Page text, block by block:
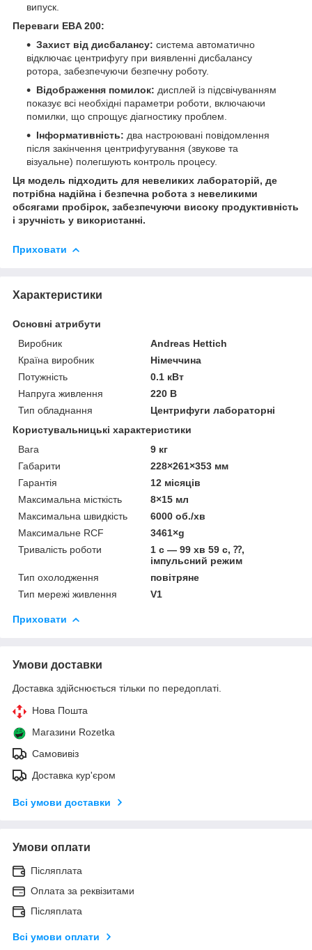
випуск.
Переваги EBA 200:
Захист від дисбалансу: система автоматично
відключає центрифугу при виявленні дисбалансу
ротора, забезпечуючи безпечну роботу.
Відображення помилок: дисплей із підсвічуванням
показує всі необхідні параметри роботи, включаючи
помилки, що спрощує діагностику проблем.
Інформативність: два настроювані повідомлення
після закінчення центрифугування (звукове та
візуальне) полегшують контроль процесу.
Ця модель підходить для невеликих лабораторій, де
потрібна надійна і безпечна робота з невеликими
обсягами пробірок, забезпечуючи високу продуктивність
і зручність у використанні.
Приховати
Характеристики
Основні атрибути
Виробник
Andreas Hettich
Країна виробник
Німеччина
Потужність
0.1 кВт
Напруга живлення
220 В
Тип обладнання
Центрифуги лабораторні
Користувальницькі характеристики
Вага
9 кг
Габарити
228×261×353 мм
Гарантія
12 місяців
Максимальна місткість
8×15 мл
Максимальна швидкість
6000 об./хв
Максимальне RCF
3461×g
Тривалість роботи
1 с — 99 хв 59 с, ⁇,
імпульсний режим
Тип охолодження
повітряне
Тип мережі живлення
V1
Приховати
Умови доставки
Доставка здійснюється тільки по передоплаті.
Нова Пошта
Магазини Rozetka
Самовивіз
Доставка кур'єром
Всі умови доставки
Умови оплати
Післяплата
Оплата за реквізитами
Післяплата
Всі умови оплати